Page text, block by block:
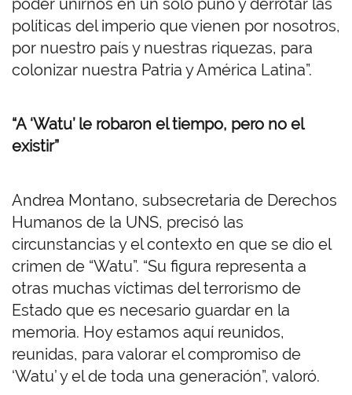
poder unirnos en un solo puño y derrotar las
políticas del imperio que vienen por nosotros,
por nuestro país y nuestras riquezas, para
colonizar nuestra Patria y América Latina”.
“A ‘Watu’ le robaron el tiempo, pero no el
existir”
Andrea Montano, subsecretaria de Derechos
Humanos de la UNS, precisó las
circunstancias y el contexto en que se dio el
crimen de “Watu”. “Su figura representa a
otras muchas víctimas del terrorismo de
Estado que es necesario guardar en la
memoria. Hoy estamos aquí reunidos,
reunidas, para valorar el compromiso de
‘Watu’ y el de toda una generación”, valoró.